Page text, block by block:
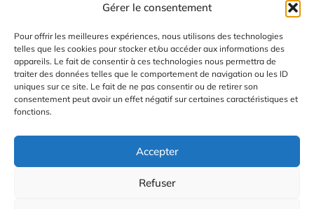
Gérer le consentement
Pour offrir les meilleures expériences, nous utilisons des technologies
telles que les cookies pour stocker et/ou accéder aux informations des
appareils. Le fait de consentir à ces technologies nous permettra de
traiter des données telles que le comportement de navigation ou les ID
uniques sur ce site. Le fait de ne pas consentir ou de retirer son
consentement peut avoir un effet négatif sur certaines caractéristiques et
fonctions.
Accepter
Refuser
Mentions Légales
Plan du site
Gestion des Cookies